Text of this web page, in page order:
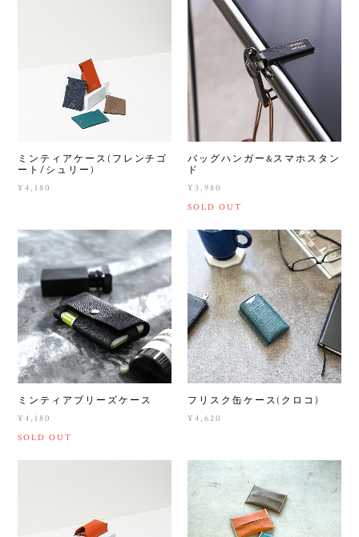
ミンティアケース(フレンチゴ
ート/シュリー)
¥4,180
バッグハンガー&スマホスタン
ド
¥3,980
SOLD OUT
ミンティアブリーズケース
¥4,180
SOLD OUT
フリスク缶ケース(クロコ)
¥4,620